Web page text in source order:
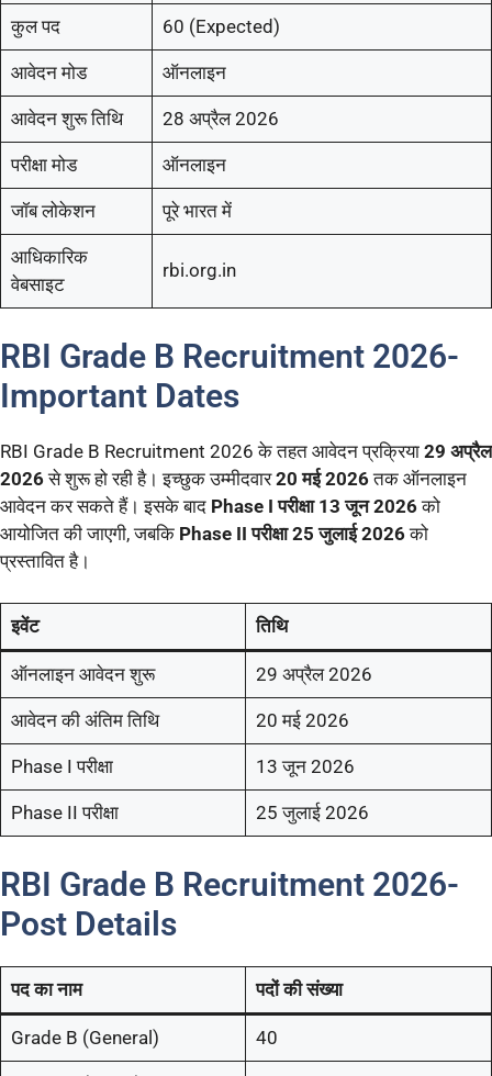
कुल पद 60 (Expected)
आवेदन मोड ऑनलाइन
आवेदन शुरू तिथि 28 अप्रैल 2026
परीक्षा मोड ऑनलाइन
जॉब लोकेशन पूरे भारत में
आधिकारिक
वेबसाइट
rbi.org.in
RBI Grade B Recruitment 2026-
Important Dates
RBI Grade B Recruitment 2026 के तहत आवेदन प्रक्रिया 29 अप्रैल
2026से शुरू हो रही है। इच्छुक उम्मीदवार20 मई 2026तक ऑनलाइन
आवेदन कर सकते हैं। इसके बाद Phase I परीक्षा 13 जून 2026को
आयोजित की जाएगी, जबकि Phase II परीक्षा 25 जुलाई 2026को
प्रस्तावित है।
इवेंट तिथि
ऑनलाइन आवेदन शुरू 29 अप्रैल 2026
आवेदन की अंतिम तिथि 20 मई 2026
Phase I परीक्षा 13 जून 2026
Phase II परीक्षा 25 जुलाई 2026
RBI Grade B Recruitment 2026-
Post Details
पद का नाम पदों की संख्या
Grade B (General) 40